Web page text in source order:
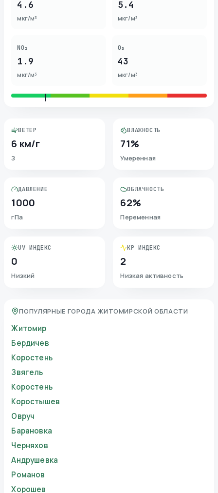
4.6
мкг/м³
5.4
мкг/м³
NO₂
1.9
мкг/м³
O₃
43
мкг/м³
ВЕТЕР
6 км/г
З
ВЛАЖНОСТЬ
71%
Умеренная
ДАВЛЕНИЕ
1000
гПа
ОБЛАЧНОСТЬ
62%
Переменная
UV ИНДЕКС
0
Низкий
KP ИНДЕКС
2
Низкая активность
ПОПУЛЯРНЫЕ ГОРОДА ЖИТОМИРСКОЙ ОБЛАСТИ
Житомир
Бердичев
Коростень
Звягель
Коростень
Коростышев
Овруч
Барановка
Черняхов
Андрушевка
Романов
Хорошев